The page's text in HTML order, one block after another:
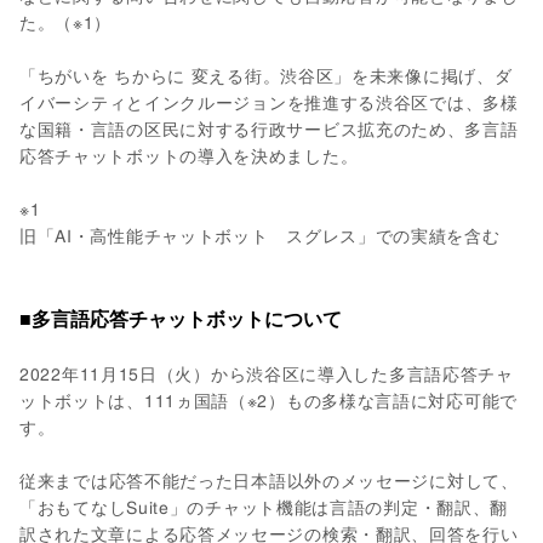
た。（※1）
「ちがいを ちからに 変える街。渋谷区」を未来像に掲げ、ダ
イバーシティとインクルージョンを推進する渋谷区では、多様
な国籍・言語の区民に対する行政サービス拡充のため、多言語
応答チャットボットの導入を決めました。
※1
旧「AI・高性能チャットボット スグレス」での実績を含む
■多言語応答チャットボットについて
2022年11月15日（火）から渋谷区に導入した多言語応答チャ
ットボットは、111ヵ国語（※2）もの多様な言語に対応可能で
す。
従来までは応答不能だった日本語以外のメッセージに対して、
「おもてなしSuite」のチャット機能は言語の判定・翻訳、翻
訳された文章による応答メッセージの検索・翻訳、回答を行い